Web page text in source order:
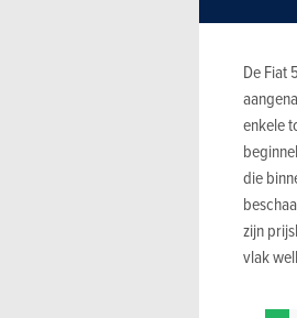
De Fiat
enkele
die
zijn
vlak